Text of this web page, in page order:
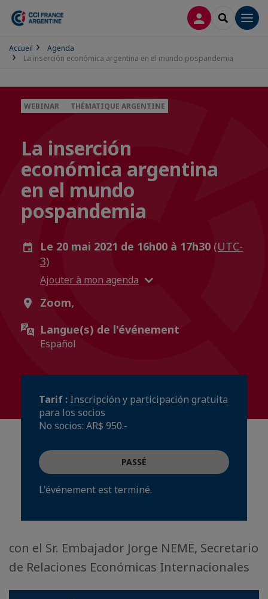
CONNEXION
Accueil
Agenda
La inserción económica argentina en el mundo pospandemia
WEBINAR THÉMATIQUE ARGENTINE
La inserción
económica argentina
en el mundo
pospandemia
Le 20 mai 2021 de 16h00 à 17h30 (UTC-
3)
Ajouter à mon agenda
Zoom,
Langue(s) de l'événement
Español
Tarif : Inscripción y participación gratuita
para los socios
No socios: AR$ 950.-
PASSÉ
L'événement est terminé.
con el Sr. Embajador Jorge NEME, Secretario
de Relaciones Económicas Internacionales